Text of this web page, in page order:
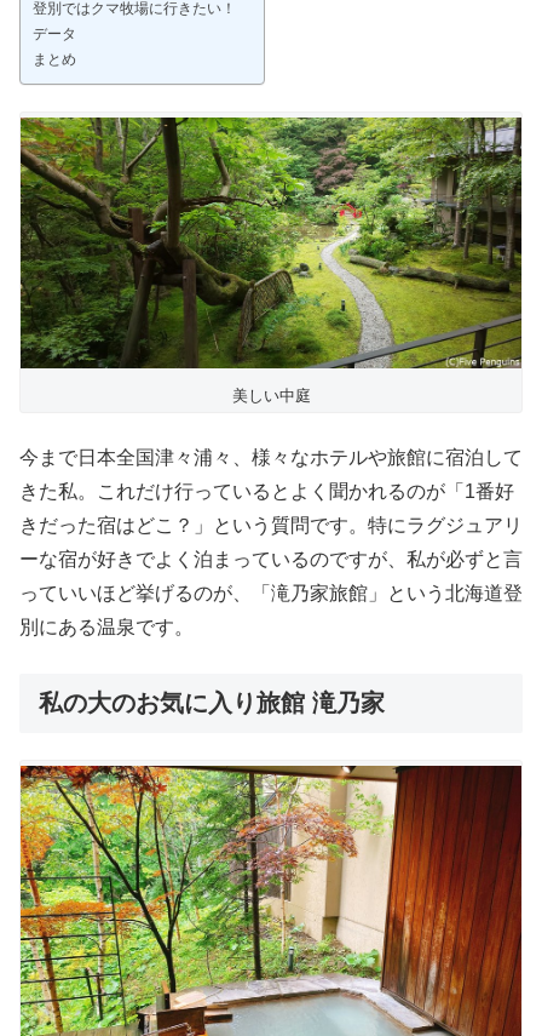
登別ではクマ牧場に行きたい！
データ
まとめ
美しい中庭
今まで日本全国津々浦々、様々なホテルや旅館に宿泊して
きた私。これだけ行っているとよく聞かれるのが「1番好
きだった宿はどこ？」という質問です。特にラグジュアリ
ーな宿が好きでよく泊まっているのですが、私が必ずと言
っていいほど挙げるのが、「滝乃家旅館」という北海道登
別にある温泉です。
私の大のお気に入り旅館 滝乃家